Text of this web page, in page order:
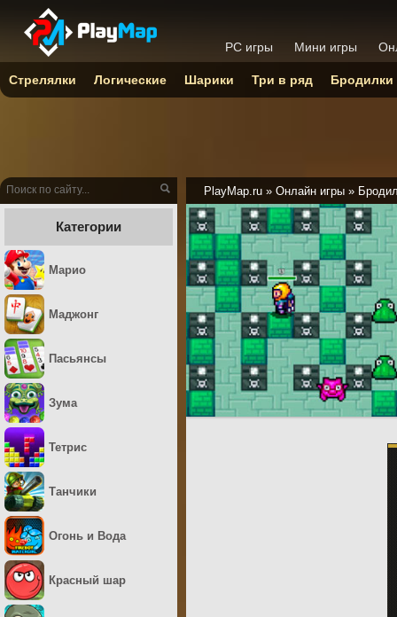
PlayMap.ru » Онлайн игры »
Категории
Марио
Маджонг
Пасьянсы
Зума
Тетрис
Танчики
Огонь и Вода
Красный шар
PC игры Мини игры
Стрелялки Логические Шарики Три в ряд Бродилки